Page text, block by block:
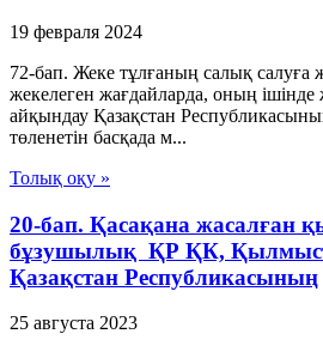
19 февраля 2024
72-бап. Жеке тұлғаның салық салуға
жекелеген жағдайларда, оның ішінде
айқындау Қазақстан
төленетін басқада м...
Толық оқу »
20-бап. Қасақана жасалған
бұзушылық ҚР ҚК,
Қазақстан Республикасының
25 августа 2023